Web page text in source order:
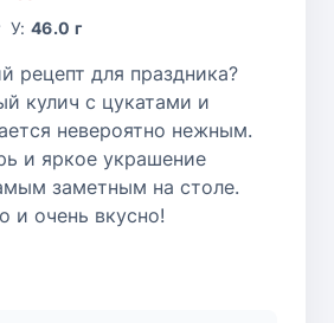
У:46.0 г
рецепт для праздника?
кулич с цукатами и
невероятно нежным.
и яркое украшение
заметным на столе.
и очень вкусно!